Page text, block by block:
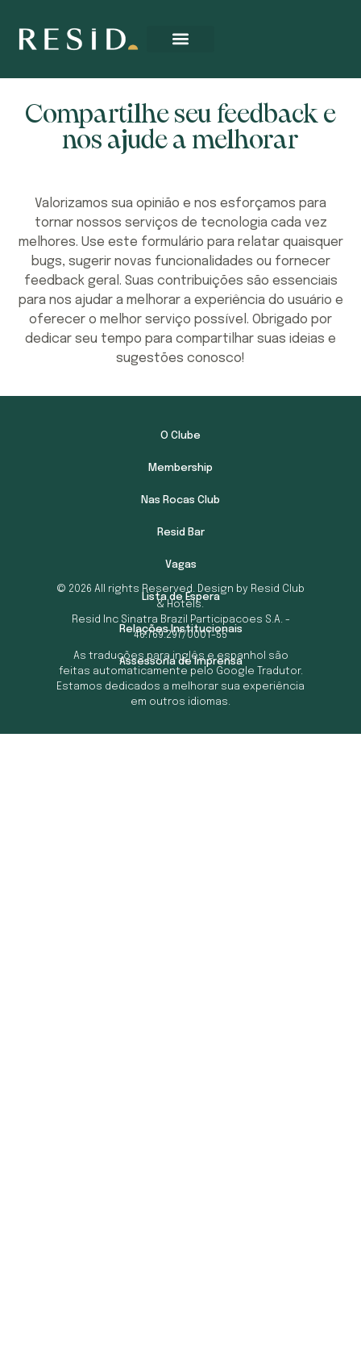
Compartilhe seu feedback e
nos ajude a melhorar
Valorizamos sua opinião e nos esforçamos para
tornar nossos serviços de tecnologia cada vez
melhores. Use este formulário para relatar quaisquer
bugs, sugerir novas funcionalidades ou fornecer
feedback geral. Suas contribuições são essenciais
para nos ajudar a melhorar a experiência do usuário e
oferecer o melhor serviço possível. Obrigado por
dedicar seu tempo para compartilhar suas ideias e
sugestões conosco!
O Clube
Membership
Nas Rocas Club
Resid Bar
Vagas
Lista de Espera
Relações Institucionais
Assessoria de Imprensa
© 2026 All rights Reserved. Design by Resid Club
& Hotels.
Resid Inc Sinatra Brazil Participacoes S.A. -
46.769.297/0001-55
As traduções para inglês e espanhol são
feitas automaticamente pelo Google Tradutor.
Estamos dedicados a melhorar sua experiência
em outros idiomas.